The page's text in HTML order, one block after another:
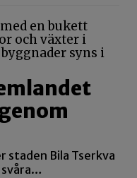
staden Bila Tserkva
svåra…